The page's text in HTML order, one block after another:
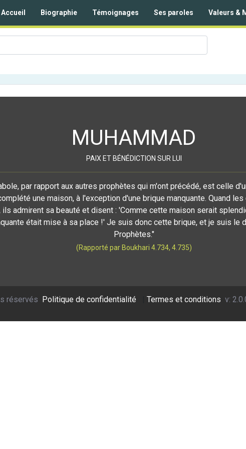
Accueil Biographie Témoignages Ses paroles Valeurs &
MUHAMMAD
PAIX ET BÉNÉDICTION SUR LUI
par rapport aux autres prophètes qui m'ont précédé, est celle
une maison, à l'exception d'une brique manquante. Quand
ils admirent sa beauté et disent : 'Comme cette maison serait
était mise à sa place !' Je suis donc cette brique, et je suis le
Prophètes."
(Rapporté par Boukhari 4.734, 4.735)
réservés Politique de confidentialité Termes et conditions v: